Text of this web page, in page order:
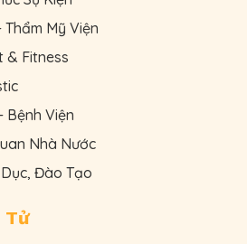
Mỹ Viện
& Fitness
Bệnh Viện
Nhà Nước
Đào Tạo
Tử